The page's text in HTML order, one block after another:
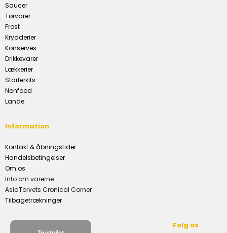
Saucer
Tørvarer
Frost
Krydderier
Konserves
Drikkevarer
Lækkerier
Starterkits
Nonfood
Lande
Information
Kontakt & åbningstider
Handelsbetingelser
Om os
Info om varerne
AsiaTorvets Cronical Corner
Tilbagetrækninger
Følg os